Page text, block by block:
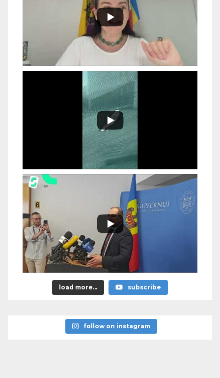
load more... subscribe
follow on instagram